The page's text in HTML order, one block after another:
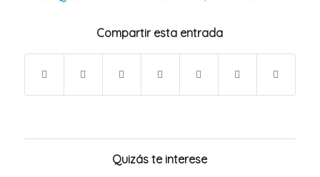
Compartir esta entrada
Quizás te interese